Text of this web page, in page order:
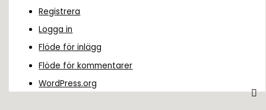
Registrera
Logga in
Flöde för inlägg
Flöde för kommentarer
WordPress.org